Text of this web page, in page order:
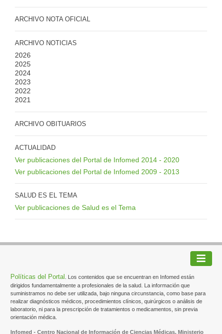
ARCHIVO NOTA OFICIAL
ARCHIVO NOTICIAS
2026
2025
2024
2023
2022
2021
ARCHIVO OBITUARIOS
ACTUALIDAD
Ver publicaciones del Portal de Infomed 2014 - 2020
Ver publicaciones del Portal de Infomed 2009 - 2013
SALUD ES EL TEMA
Ver publicaciones de Salud es el Tema
Políticas del Portal
. Los contenidos que se encuentran en Infomed están
dirigidos fundamentalmente a profesionales de la salud. La información que
suministramos no debe ser utilizada, bajo ninguna circunstancia, como base para
realizar diagnósticos médicos, procedimientos clínicos, quirúrgicos o análisis de
laboratorio, ni para la prescripción de tratamientos o medicamentos, sin previa
orientación médica.
Infomed - Centro Nacional de Información de Ciencias Médicas, Ministerio